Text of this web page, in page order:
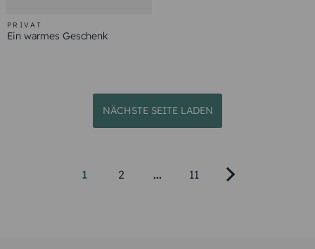
PRIVAT
Ein warmes Geschenk
NÄCHSTE SEITE LADEN
1 2 ... 11